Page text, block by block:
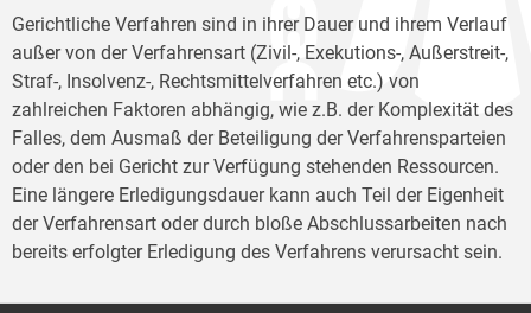
Gerichtliche Verfahren sind in ihrer Dauer und ihrem Verlauf
außer von der Verfahrensart (Zivil-, Exekutions-, Außerstreit-,
Straf-, Insolvenz-, Rechtsmittelverfahren etc.) von
zahlreichen Faktoren abhängig, wie z.B. der Komplexität des
Falles, dem Ausmaß der Beteiligung der Verfahrensparteien
oder den bei Gericht zur Verfügung stehenden Ressourcen.
Eine längere Erledigungsdauer kann auch Teil der Eigenheit
der Verfahrensart oder durch bloße Abschlussarbeiten nach
bereits erfolgter Erledigung des Verfahrens verursacht sein.